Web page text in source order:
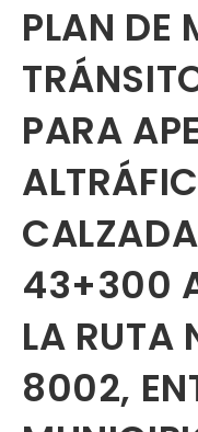
PLAN DE
PARA
43+300
LA RUTA
8002,